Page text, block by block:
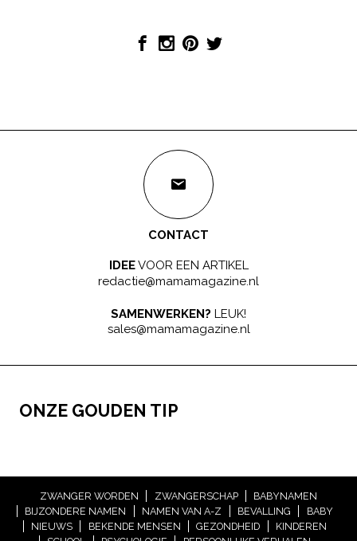
CONTACT
IDEEVOOR EEN ARTIKEL
redactie@mamamagazine.nl
SAMENWERKEN? LEUK!
sales@mamamagazine.nl
ONZE GOUDEN TIP
ZWANGER WORDEN ZWANGERSCHAP
BABYNAMEN
BIJZONDERE NAMEN
NAMEN VAN A-Z BEVALLING
BABY
NIEUWS
BEKENDE MENSEN GEZONDHEID
KINDEREN